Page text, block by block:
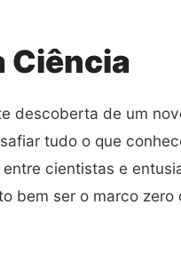
Ciência
descoberta de um
tudo o que
cientistas e
bem ser o marco zero